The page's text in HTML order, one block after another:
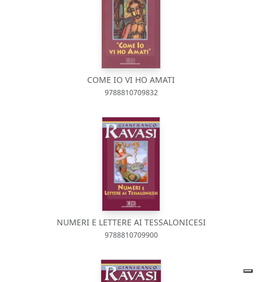
COME IO VI HO AMATI
9788810709832
NUMERI E LETTERE AI TESSALONICESI
9788810709900